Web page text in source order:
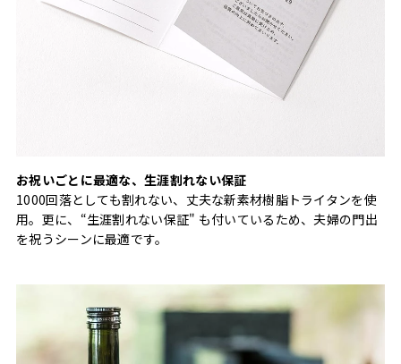
お祝いごとに最適な、生涯割れない保証
1000回落としても割れない、丈夫な新素材樹脂トライタンを使
用。更に、“生涯割れない保証" も付いているため、夫婦の門出
を祝うシーンに最適です。